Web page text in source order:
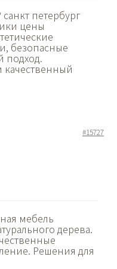
санкт петербург
цены
безопасные
подход.
качественный
#15727
мебель
дерева.
Решения для